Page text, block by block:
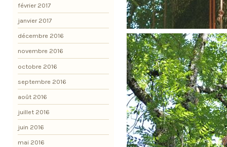
février 2017
janvier 2017
décembre 2016
novembre 2016
octobre 2016
septembre 2016
août 2016
juillet 2016
juin 2016
mai 2016